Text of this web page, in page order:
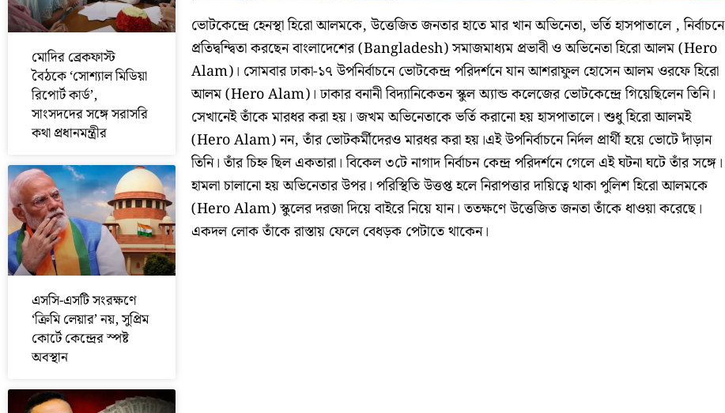
মোদির ব্রেকফাস্ট
বৈঠকে ‘সোশ্যাল মিডিয়া
রিপোর্ট কার্ড’,
সাংসদদের সঙ্গে সরাসরি
কথা প্রধানমন্ত্রীর
এসসি-এসটি সংরক্ষণে
‘ক্রিমি লেয়ার’ নয়, সুপ্রিম
কোর্টে কেন্দ্রের স্পষ্ট
অবস্থান
ভোটকেন্দ্রে হেনস্থা হিরো আলমকে, উত্তেজিত জনতার হাতে মার খান অভিনেতা, ভর্তি হাসপাতালে , নির্বাচনে
প্রতিদ্বন্দ্বিতা করছেন বাংলাদেশের (Bangladesh) সমাজমাধ্যম প্রভাবী ও অভিনেতা হিরো আলম (Hero
Alam)। সোমবার ঢাকা-১৭ উপনির্বাচনে ভোটকেন্দ্র পরিদর্শনে যান আশরাফুল হোসেন আলম ওরফে হিরো
আলম (Hero Alam)। ঢাকার বনানী বিদ্যানিকেতন স্কুল অ্যান্ড কলেজের ভোটকেন্দ্রে গিয়েছিলেন তিনি।
সেখানেই তাঁকে মারধর করা হয়। জখম অভিনেতাকে ভর্তি করানো হয় হাসপাতালে। শুধু হিরো আলমই
(Hero Alam) নন, তাঁর ভোটকর্মীদেরও মারধর করা হয়।এই উপনির্বাচনে নির্দল প্রার্থী হয়ে ভোটে দাঁড়ান
তিনি। তাঁর চিহ্ন ছিল একতারা। বিকেল ৩টে নাগাদ নির্বাচন কেন্দ্র পরিদর্শনে গেলে এই ঘটনা ঘটে তাঁর সঙ্গে।
হামলা চালানো হয় অভিনেতার উপর। পরিস্থিতি উত্তপ্ত হলে নিরাপত্তার দায়িত্বে থাকা পুলিশ হিরো আলমকে
(Hero Alam) স্কুলের দরজা দিয়ে বাইরে নিয়ে যান। ততক্ষণে উত্তেজিত জনতা তাঁকে ধাওয়া করেছে।
একদল লোক তাঁকে রাস্তায় ফেলে বেধড়ক পেটাতে থাকেন।